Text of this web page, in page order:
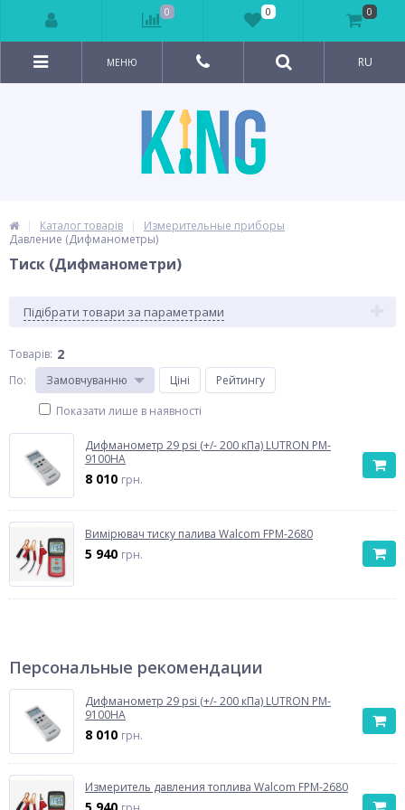
МЕНЮ RU
Каталог товарів
Измерительные приборы
Давление (Дифманометры)
Тиск (Дифманометри)
Підібрати товари за параметрами
Товарів: 2
По: Замовчуванню Ціні
Рейтингу
Показати лише в наявності
Дифманометр 29 psi (+/- 200 кПа) LUTRON PM-
9100HA
8 010 грн.
Вимірювач тиску палива Walcom FPM-2680
5 940 грн.
Персональные рекомендации
Дифманометр 29 psi (+/- 200 кПа) LUTRON PM-
9100HA
8 010 грн.
Измеритель давления топлива Walcom FPM-2680
0 0 0